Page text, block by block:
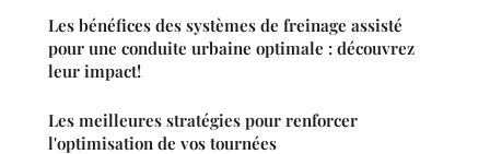
Les bénéfices des systèmes de freinage assisté
pour une conduite urbaine optimale : découvrez
leur impact!
Les meilleures stratégies pour renforcer
l'optimisation de vos tournées